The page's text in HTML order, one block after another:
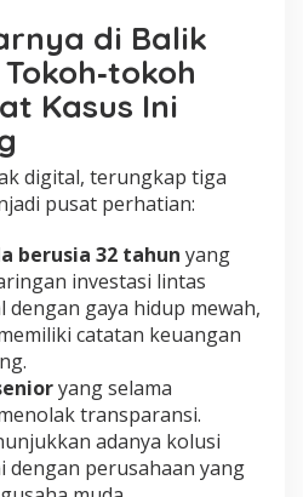
di Balik
Kasus Ini
digital, terungkap tiga
pusat perhatian:
berusia 32 tahun yang
investasi lintas
dengan gaya hidup mewah,
catatan keuangan
yang selama
transparansi.
adanya kolusi
dengan perusahaan yang